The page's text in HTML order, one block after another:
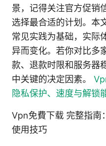
景，记得关注官方促销
选择最合适的计划。本
常见实践为基础，实际
异而变化。若你对比多
款、退款时限和服务器
中关键的决定因素。
隐私保护、速度与解锁
Vpn免費下载 完整指南
使用技巧